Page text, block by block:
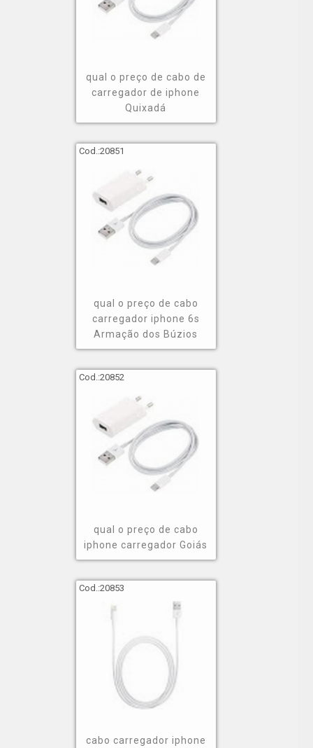
qual o preço de cabo de
carregador de iphone
Quixadá
Cod.:20851
qual o preço de cabo
carregador iphone 6s
Armação dos Búzios
Cod.:20852
qual o preço de cabo
iphone carregador Goiás
Cod.:20853
cabo carregador iphone